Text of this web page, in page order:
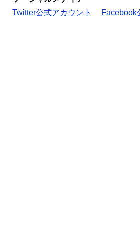
Twitter公式アカウント
Facebook